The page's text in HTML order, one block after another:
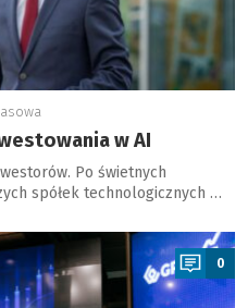
w AI
Po świetnych
spółek technologicznych …
0